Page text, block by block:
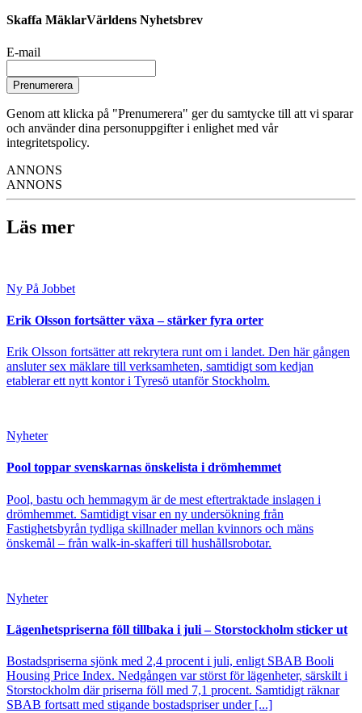
Skaffa MäklarVärldens Nyhetsbrev
E-mail
Prenumerera
Genom att klicka på "Prenumerera" ger du samtycke till att vi sparar
och använder dina personuppgifter i enlighet med vår
integritetspolicy.
ANNONS
ANNONS
Läs mer
Ny På Jobbet
Erik Olsson fortsätter växa – stärker fyra orter
Erik Olsson fortsätter att rekrytera runt om i landet. Den här gången
ansluter sex mäklare till verksamheten, samtidigt som kedjan
etablerar ett nytt kontor i Tyresö utanför Stockholm.
Nyheter
Pool toppar svenskarnas önskelista i drömhemmet
Pool, bastu och hemmagym är de mest eftertraktade inslagen i
drömhemmet. Samtidigt visar en ny undersökning från
Fastighetsbyrån tydliga skillnader mellan kvinnors och mäns
önskemål – från walk-in-skafferi till hushållsrobotar.
Nyheter
Lägenhetspriserna föll tillbaka i juli – Storstockholm sticker ut
Bostadspriserna sjönk med 2,4 procent i juli, enligt SBAB Booli
Housing Price Index. Nedgången var störst för lägenheter, särskilt i
Storstockholm där priserna föll med 7,1 procent. Samtidigt räknar
SBAB fortsatt med stigande bostadspriser under [...]